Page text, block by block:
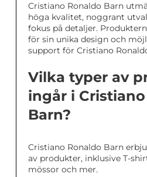
Cristiano Ronaldo Barn
höga kvalitet, noggrant
fokus på detaljer.
för sin unika design och
support för Cristiano
Vilka typer av
ingår i
Barn?
Cristiano Ronaldo Barn
av produkter, inklusive T-
mössor och mer.